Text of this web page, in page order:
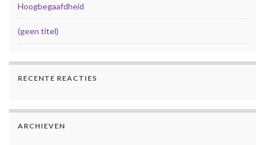
Hoogbegaafdheid
(geen titel)
RECENTE REACTIES
ARCHIEVEN